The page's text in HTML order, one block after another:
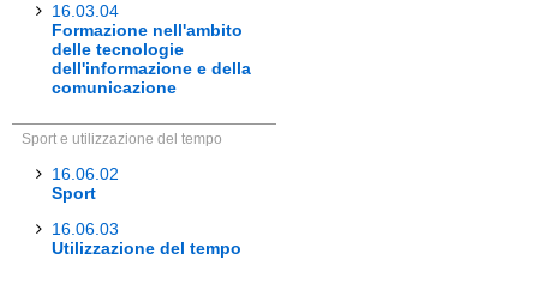
16.03.04
Formazione nell'ambito
delle tecnologie
dell'informazione e della
comunicazione
Sport e utilizzazione del tempo
16.06.02
Sport
16.06.03
Utilizzazione del tempo